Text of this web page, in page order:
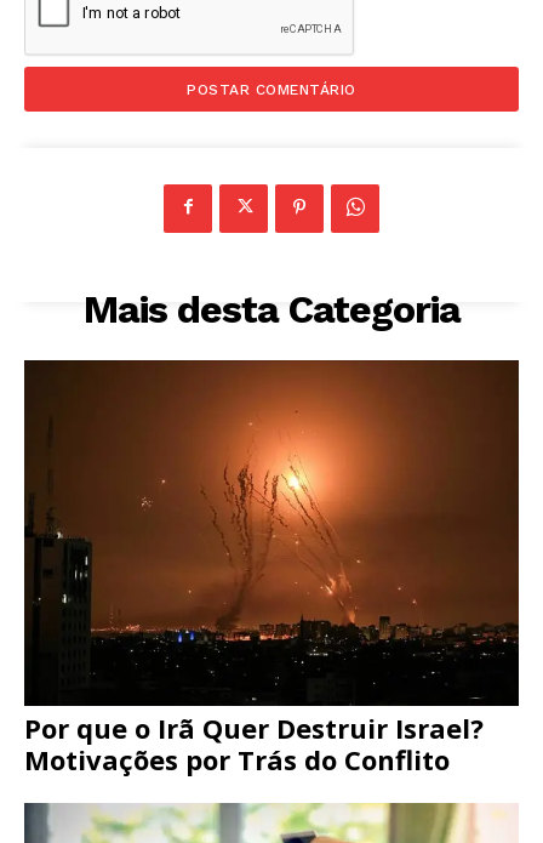
Mais desta Categoria
Por que o Irã Quer Destruir Israel?
Motivações por Trás do Conflito